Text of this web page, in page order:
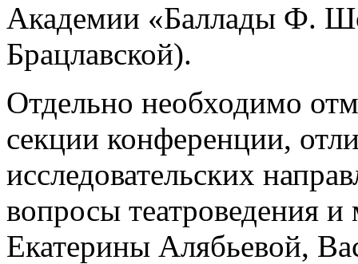
Академии «Баллады Ф.
Брацлавской).
Отдельно необходимо
секции конференции,
исследовательских
вопросы театроведения
Екатерины Алябьевой,